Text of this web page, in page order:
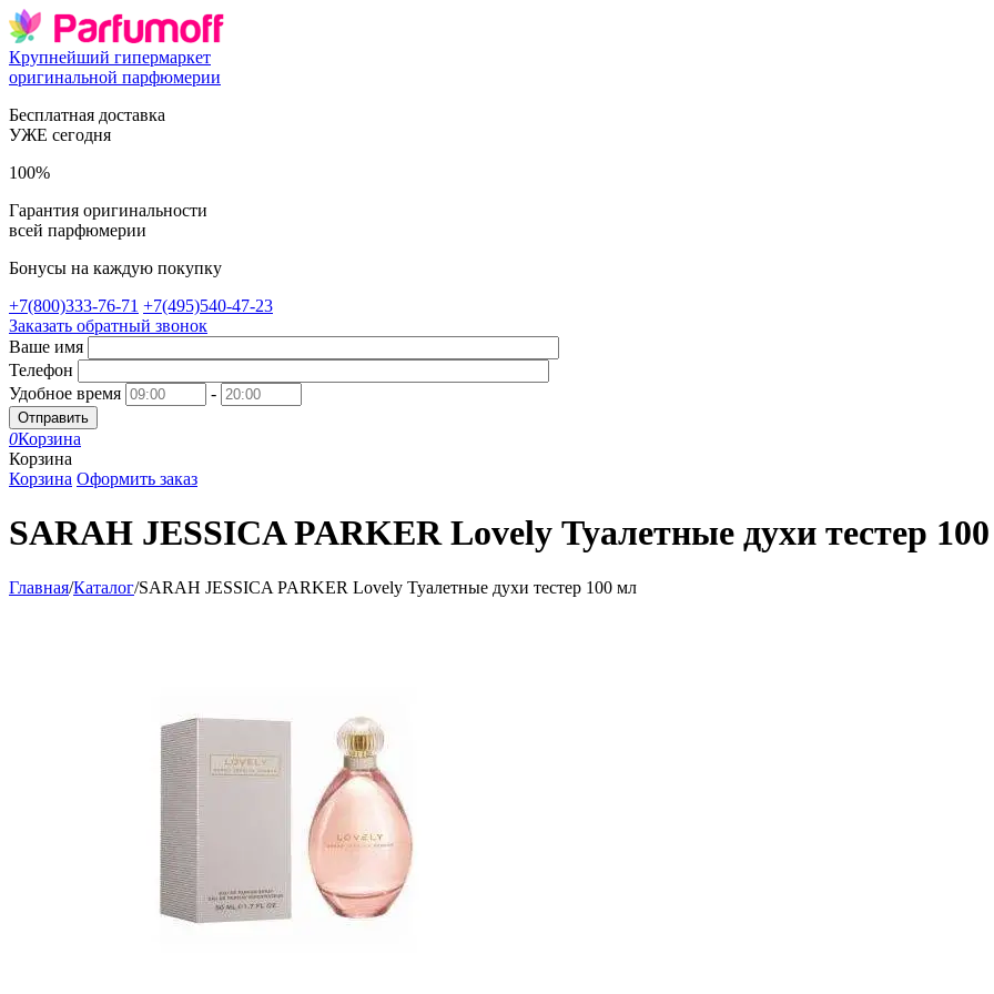
Крупнейший гипермаркет
оригинальной парфюмерии
Бесплатная доставка
УЖЕ сегодня
100%
Гарантия оригинальности
всей парфюмерии
Бонусы на каждую покупку
+7(800)333-76-71 +7(495)540-47-23
Заказать обратный звонок
Ваше имя
Телефон
Удобное время
-
Отправить
0Корзина
Корзина
Корзина Оформить заказ
SARAH JESSICA PARKER Lovely Туалетные духи тестер
Главная/Каталог/SARAH JESSICA PARKER Lovely Туалетные духи тестер 100 мл